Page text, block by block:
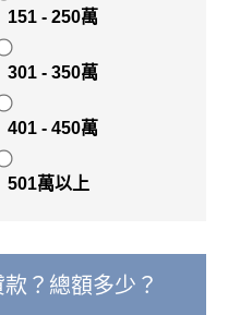
151 - 250萬
301 - 350萬
401 - 450萬
501萬以上
？總額多少？